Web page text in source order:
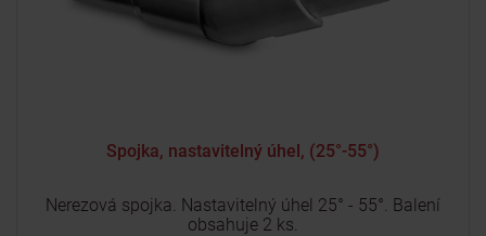
Spojka, nastavitelný úhel, (25°-55°)
Nerezová spojka. Nastavitelný úhel 25° - 55°. Balení
obsahuje 2 ks.